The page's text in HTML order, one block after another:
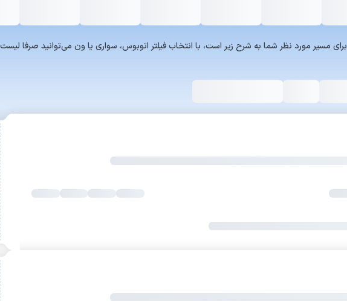
لیست سرویس‌های سفر۷۲۴ برای مسیر مورد نظر شما به شرح زیر است، با انتخاب فیلتر اتوبوس، سواری یا ون می‌توانید